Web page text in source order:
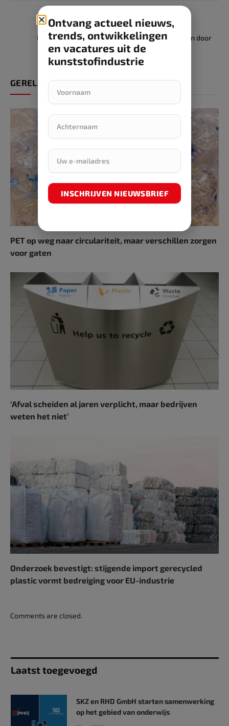
PREVIOUS ARTICLE
Lonen stijgen in 2023
NEXT ARTICLE
Arbeidsongeval: leren door
bedrijf staat voorop
GERELATEERDE ARTIKELEN
PET op weg naar circulariteit, maar verschillen zorgen
voor gaten
‘Afval scheiden al jaren verplicht, maar bedrijven
weten het niet’
Onderzoek bevestigt: stijgende import gerecycled
plastic vormt bedreiging voor EU-industrie
Comments are closed.
Laatst toegevoegd
SKZ en RHD GmbH starten samenwerking
op het gebied van onderwijs
Ontvang actueel nieuws,
trends, ontwikkelingen
en vacatures uit de
kunststofindustrie
INSCHRIJVEN NIEUWSBRIEF